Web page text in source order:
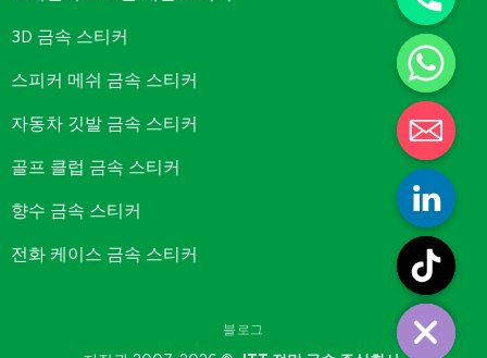
3D 금속 스티커
스피커 메쉬 금속 스티커
자동차 깃발 금속 스티커
골프 클럽 금속 스티커
향수 금속 스티커
전화 케이스 금속 스티커
블로그